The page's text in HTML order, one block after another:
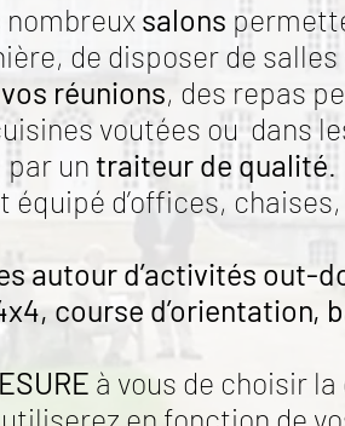
nombreux salons
de disposer de
vos réunions, des repas
voutées ou dans
par un traiteur de qualité.
équipé d’offices,
autour d’activités out-
course d’orientation,
à vous de choisir
en fonction de